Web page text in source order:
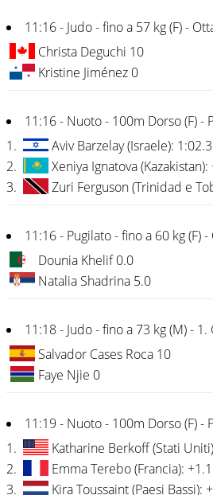
11:16 - Judo - fino a 57 kg (F) -
Christa Deguchi 10
Kristine Jiménez 0
11:16 - Nuoto - 100m Dorso (F) -
1.
Aviv Barzelay (Israele):
2.
Xeniya Ignatova
3.
Zuri Ferguson (Trinidad e
11:16 - Pugilato - fino a 60 kg (F)
Dounia Khelif 0.0
Natalia Shadrina 5.0
11:18 - Judo - fino a 73 kg (M) -
Salvador Cases Roca 10
Faye Njie 0
11:19 - Nuoto - 100m Dorso (F) -
1.
Katharine Berkoff (Stati
2.
Emma Terebo (Francia):
3.
Kira Toussaint (Paesi Bassi):